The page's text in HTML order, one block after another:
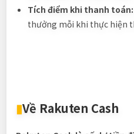
Tích điểm khi thanh toán:
thưởng mỗi khi thực hiện
▮Về Rakuten Cash